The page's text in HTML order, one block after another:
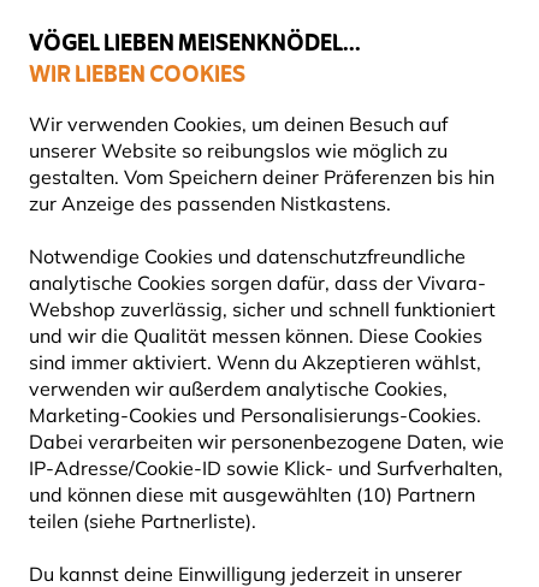
VÖGEL LIEBEN MEISENKNÖDEL...
WIR LIEBEN COOKIES
Wir verwenden Cookies, um deinen Besuch auf
unserer Website so reibungslos wie möglich zu
gestalten. Vom Speichern deiner Präferenzen bis hin
zur Anzeige des passenden Nistkastens.
Notwendige Cookies und datenschutzfreundliche
analytische Cookies sorgen dafür, dass der Vivara-
Webshop zuverlässig, sicher und schnell funktioniert
und wir die Qualität messen können. Diese Cookies
sind immer aktiviert. Wenn du Akzeptieren wählst,
verwenden wir außerdem analytische Cookies,
Marketing-Cookies und Personalisierungs-Cookies.
Dabei verarbeiten wir personenbezogene Daten, wie
IP-Adresse/Cookie-ID sowie Klick- und Surfverhalten,
und können diese mit ausgewählten (10) Partnern
teilen (siehe Partnerliste).
Du kannst deine Einwilligung jederzeit in unserer
Top-bewertet in 11 Ländern
Gratis Versand ab 49 €
SONDERANGEBOTE
8609 Produkte
5% RABATT 10% RABATT